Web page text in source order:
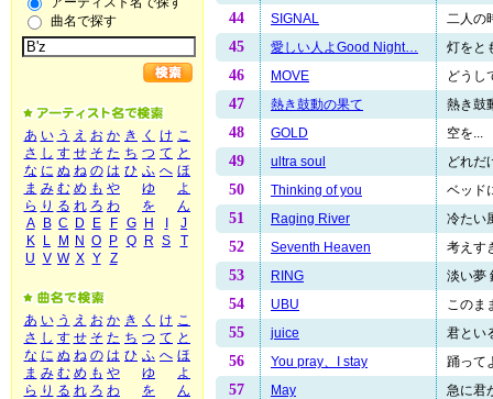
曲名で探す
あ い う え お か き く け こ
さ し す せ そ た ち つ て と
な に ぬ ね の は ひ ふ へ ほ
ま み む め も や ゆ
よ
ら り る れ ろ わ を
ん
A
B C D E F G H
J
K
L M N O P Q R S
T
U V W X Y Z
あ い う え お か き く け こ
さ し す せ そ た ち つ て と
な に ぬ ね の は ひ ふ へ ほ
ま み む め も や ゆ
よ
ら り る れ ろ わ を
ん
44 SIGNAL 二人の
45 愛しい人よGood Night… 灯をと
46 MOVE どうし
47 熱き鼓動の果て 熱き鼓
48 GOLD 空を...
49 ultra soul どれだ
50 Thinking of you ベッド
51 Raging River 冷たい
52 Seventh Heaven 考えす
53 RING 淡い夢
54 UBU このま
55 juice 君とい
56 You pray、I stay 踊って
57 May 急に君